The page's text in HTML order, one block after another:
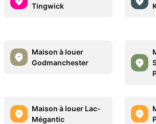
Tingwick
Maison à louer
Godmanchester
Maison à louer Lac-
Mégantic